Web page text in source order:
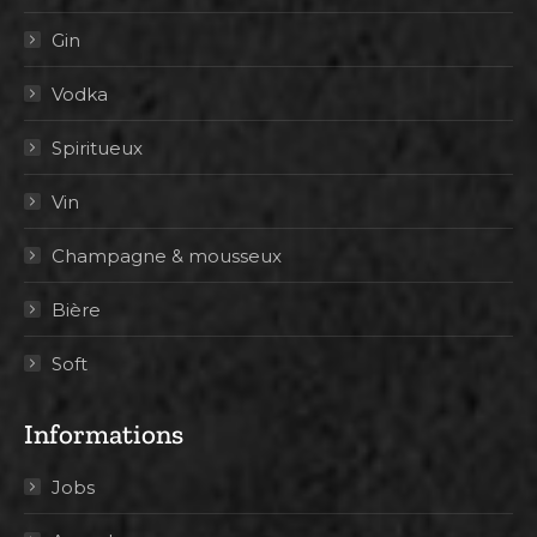
Gin
Vodka
Spiritueux
Vin
Champagne & mousseux
Bière
Soft
Informations
Jobs